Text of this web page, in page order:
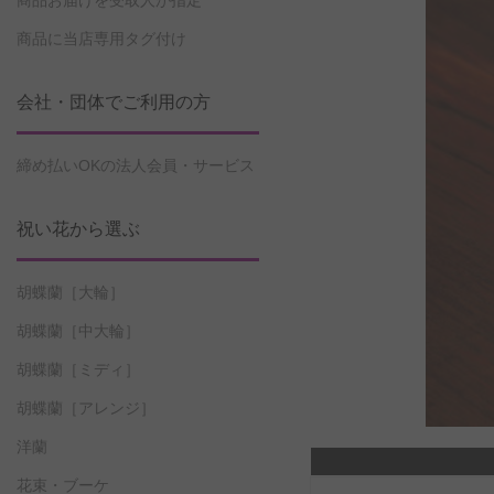
商品に当店専用タグ付け
会社・団体でご利用の方
締め払いOKの法人会員・サービス
祝い花から選ぶ
胡蝶蘭［大輪］
胡蝶蘭［中大輪］
胡蝶蘭［ミディ］
胡蝶蘭［アレンジ］
洋蘭
花束・ブーケ